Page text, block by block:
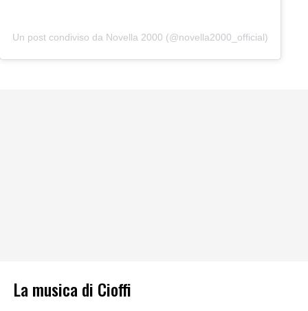
Un post condiviso da Novella 2000 (@novella2000_official)
La musica di Cioffi